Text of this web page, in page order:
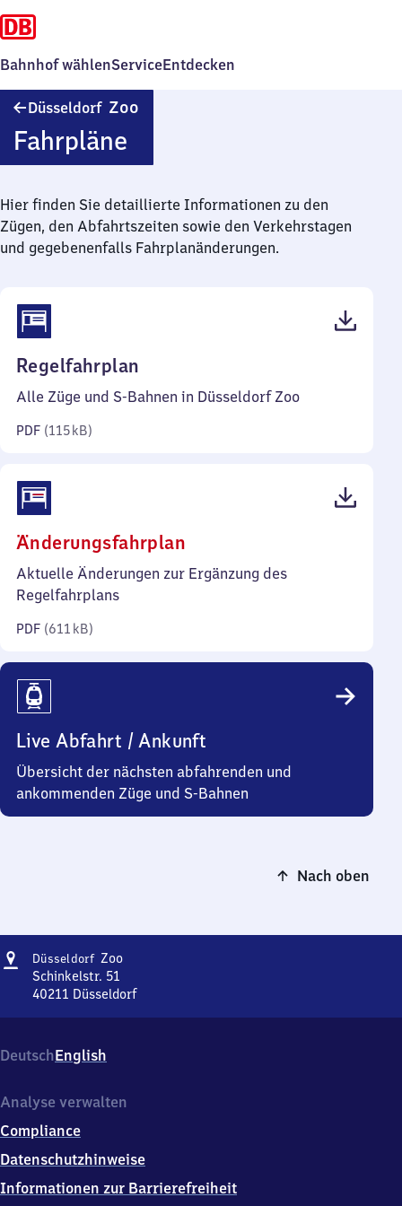
Bahnhof wählenServiceEntdecken
Düsseldorf Zoo
Fahrpläne
Hier finden Sie detaillierte Informationen zu den
Zügen, den Abfahrtszeiten sowie den Verkehrstagen
und gegebenenfalls Fahrplanänderungen.
Regelfahrplan
115
Alle Züge und S-Bahnen in Düsseldorf Zoo
PDF (115 kB)
Änderungsfahrplan
611
Aktuelle Änderungen zur Ergänzung des
Regelfahrplans
PDF (611 kB)
Live Abfahrt / Ankunft
Übersicht der nächsten abfahrenden und
ankommenden Züge und S-Bahnen
Nach oben
Adresse
Düsseldorf ZooDüsseldorf
Schinkelstr. 51
40211 Düsseldorf
Schinkelstr.
51,
0
1
1
DeutschEnglish
Analyse verwalten
Compliance
Datenschutzhinweise
Informationen zur Barrierefreiheit